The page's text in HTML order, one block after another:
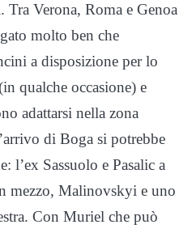
Verona, Roma e Genoa
molto ben che
a disposizione per lo
qualche occasione) e
adattarsi nella zona
di Boga si potrebbe
l’ex Sassuolo e Pasalic a
mezzo, Malinovskyi e uno
Con Muriel che può